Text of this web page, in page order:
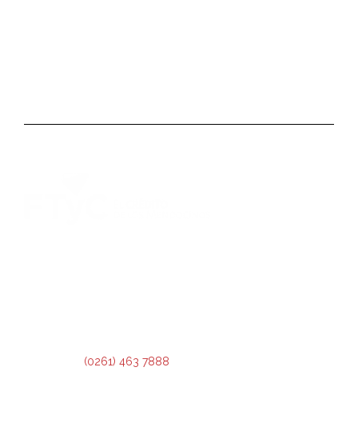
(0261) 463 7888